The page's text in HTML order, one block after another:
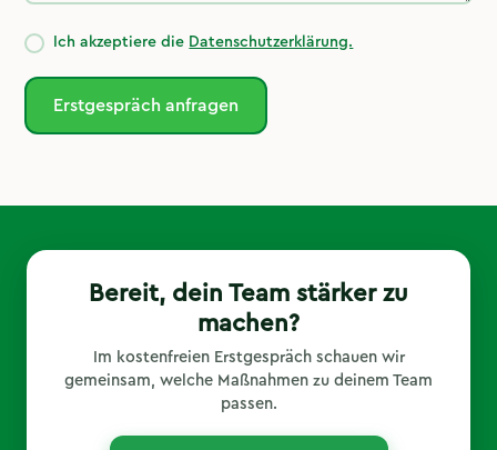
Ich akzeptiere die Datenschutzerklärung.
Bereit, dein Team stärker zu
machen?
Im kostenfreien Erstgespräch schauen wir
gemeinsam, welche Maßnahmen zu deinem Team
passen.